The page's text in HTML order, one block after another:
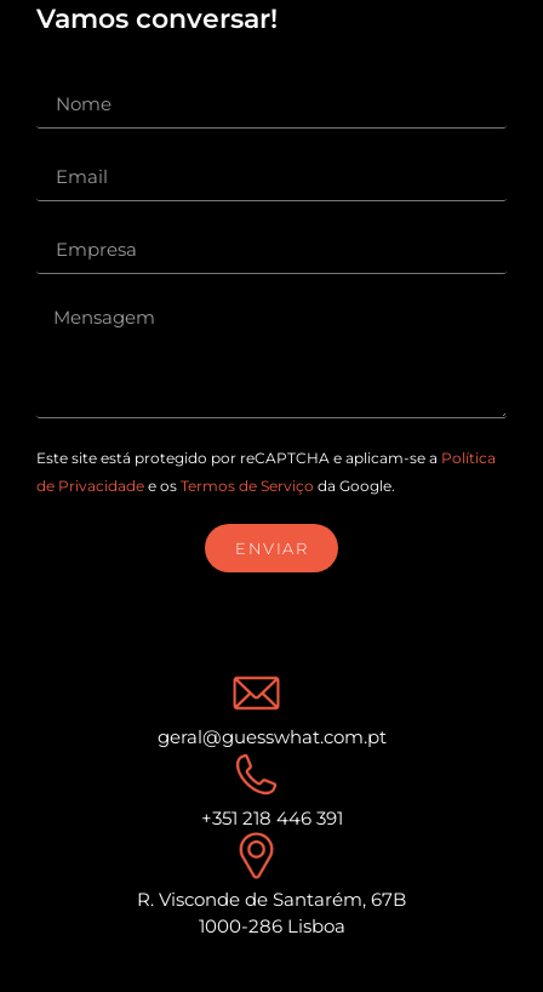
Vamos conversar!
Este site está protegido por reCAPTCHA e aplicam-se a Política
de Privacidade e os Termos de Serviço da Google.
ENVIAR
geral@guesswhat.com.pt
+351 218 446 391
R. Visconde de Santarém, 67B
1000-286 Lisboa